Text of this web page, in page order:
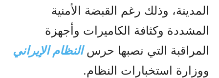
المدينة، وذلك رغم القبضة الأمنية
المشددة وكثافة الكاميرات وأجهزة
المراقبة التي نصبها حرسالنظام الإيراني
ووزارة استخبارات النظام.